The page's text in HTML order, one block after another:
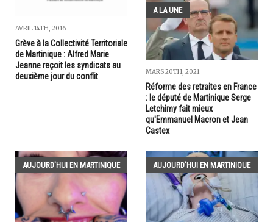
AVRIL 14TH, 2016
Grève à la Collectivité Territoriale
de Martinique : Alfred Marie
Jeanne reçoit les syndicats au
deuxième jour du conflit
A LA UNE
MARS 20TH, 2021
Réforme des retraites en France
: le député de Martinique Serge
Letchimy fait mieux
qu'Emmanuel Macron et Jean
Castex
AUJOURD'HUI EN MARTINIQUE AUJOURD'HUI EN MARTINIQUE